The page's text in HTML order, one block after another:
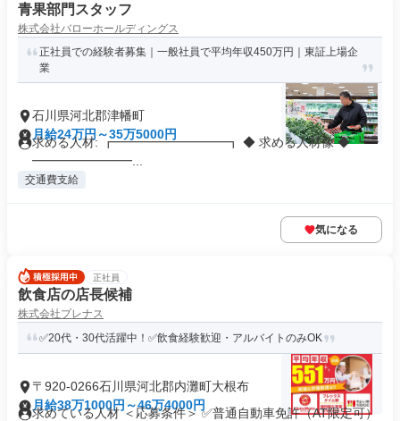
青果部門スタッフ
株式会社バローホールディングス
正社員での経験者募集｜一般社員で平均年収450万円｜東証上場企
業
石川県河北郡津幡町
月給24万円～35万5000円
求める人材: ┏━━━━━━━━━┓ ◆ 求める人材像 ◆ ┗━
━━━━━━━━...
交通費支給
気になる
正社員
飲食店の店長候補
株式会社プレナス
✅20代・30代活躍中！✅飲食経験歓迎・アルバイトのみOK
〒920-0266石川県河北郡内灘町大根布
月給38万1000円～46万4000円
求めている人材 ＜応募条件＞ ✅普通自動車免許（AT限定可）